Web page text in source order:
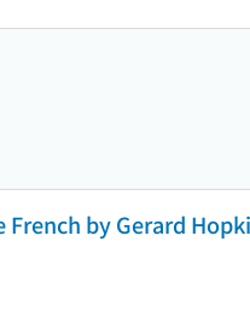
by Gerard